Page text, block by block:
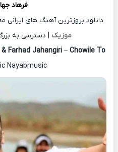
فرهاد
دانلود بروزترین آهنگ های
موزیک | دسترسی به
Farhad Jahangiri– Chowile To
Nayabmusic